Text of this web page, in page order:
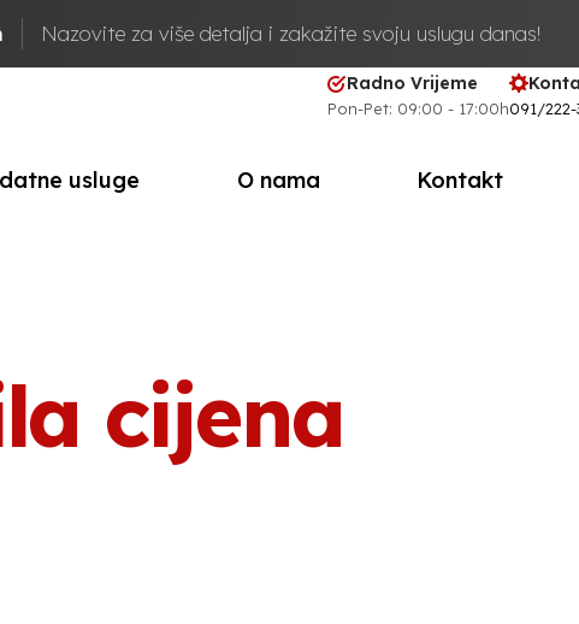
Nazovite za više detalja i zakažite svoju uslugu danas!
Radno Vrijeme
Pon-Pet: 09:00 - 17:00h091/
usluge O nama Kontakt
cijena